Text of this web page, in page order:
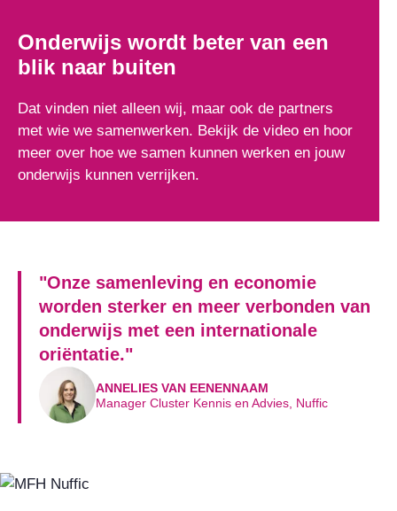
Onderwijs wordt beter van een
blik naar buiten
Dat vinden niet alleen wij, maar ook de partners
met wie we samenwerken. Bekijk de video en hoor
meer over hoe we samen kunnen werken en jouw
onderwijs kunnen verrijken.
"Onze samenleving en economie
worden sterker en meer verbonden van
onderwijs met een internationale
oriëntatie."
ANNELIES VAN EENENNAAM
Manager Cluster Kennis en Advies, Nuffic